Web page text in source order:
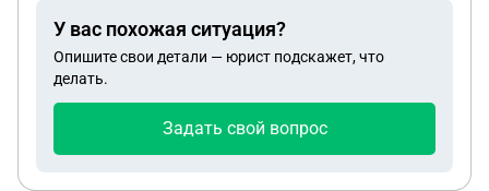
У вас похожая ситуация?
Опишите свои детали — юрист подскажет, что
делать.
Задать свой вопрос